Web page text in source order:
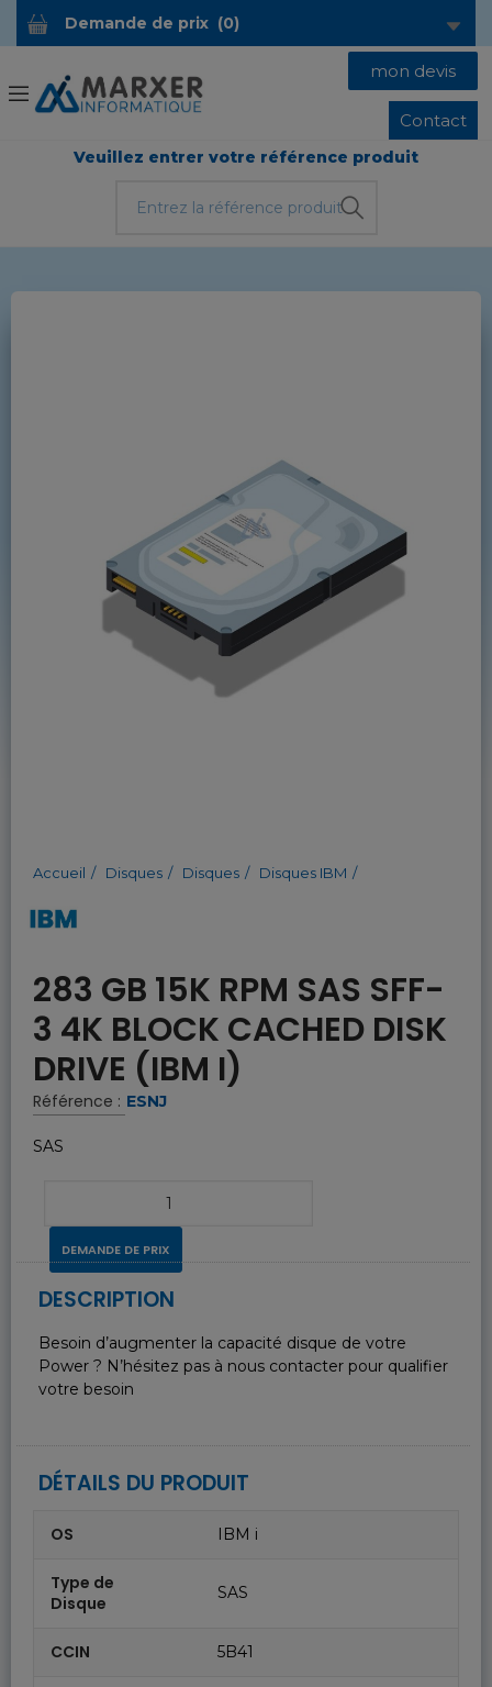
Demande de prix (0)
mon devis
Contact
Veuillez entrer votre référence produit
Accueil Disques Disques Disques IBM
283 GB 15K RPM SAS SFF-
3 4K BLOCK CACHED DISK
DRIVE (IBM I)
Référence : ESNJ
SAS
DEMANDE DE PRIX
DESCRIPTION
Besoin d’augmenter la capacité disque de votre
Power ? N’hésitez pas à nous contacter pour qualifier
votre besoin
DÉTAILS DU PRODUIT
OS IBM i
Type de
Disque
SAS
CCIN 5B41